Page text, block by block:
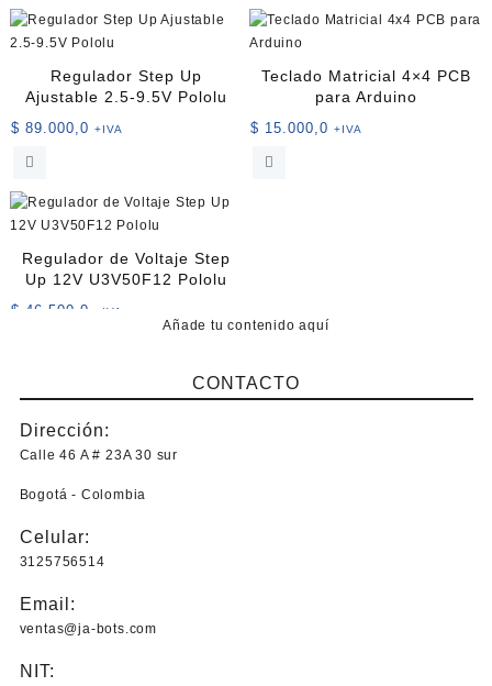
Regulador Step Up
Ajustable 2.5-9.5V Pololu
$ 89.000,0 +IVA
Teclado Matricial 4×4 PCB
para Arduino
$ 15.000,0 +IVA
Regulador de Voltaje Step
Up 12V U3V50F12 Pololu
$ 46.500,0 +IVA
Añade tu contenido aquí
CONTACTO
Dirección:
Calle 46 A # 23A 30 sur
Bogotá - Colombia
Celular:
3125756514
Email:
ventas@ja-bots.com
NIT: